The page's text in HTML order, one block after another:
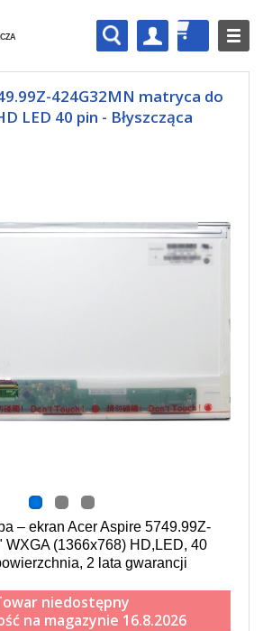
424G32MN matryca do
LED 40 pin - Błyszcząca
– ekran Acer Aspire 5749.99Z-
WXGA (1366x768) HD,LED, 40
2 lata gwarancji
niedostępny
na magazynie 16.8.2026